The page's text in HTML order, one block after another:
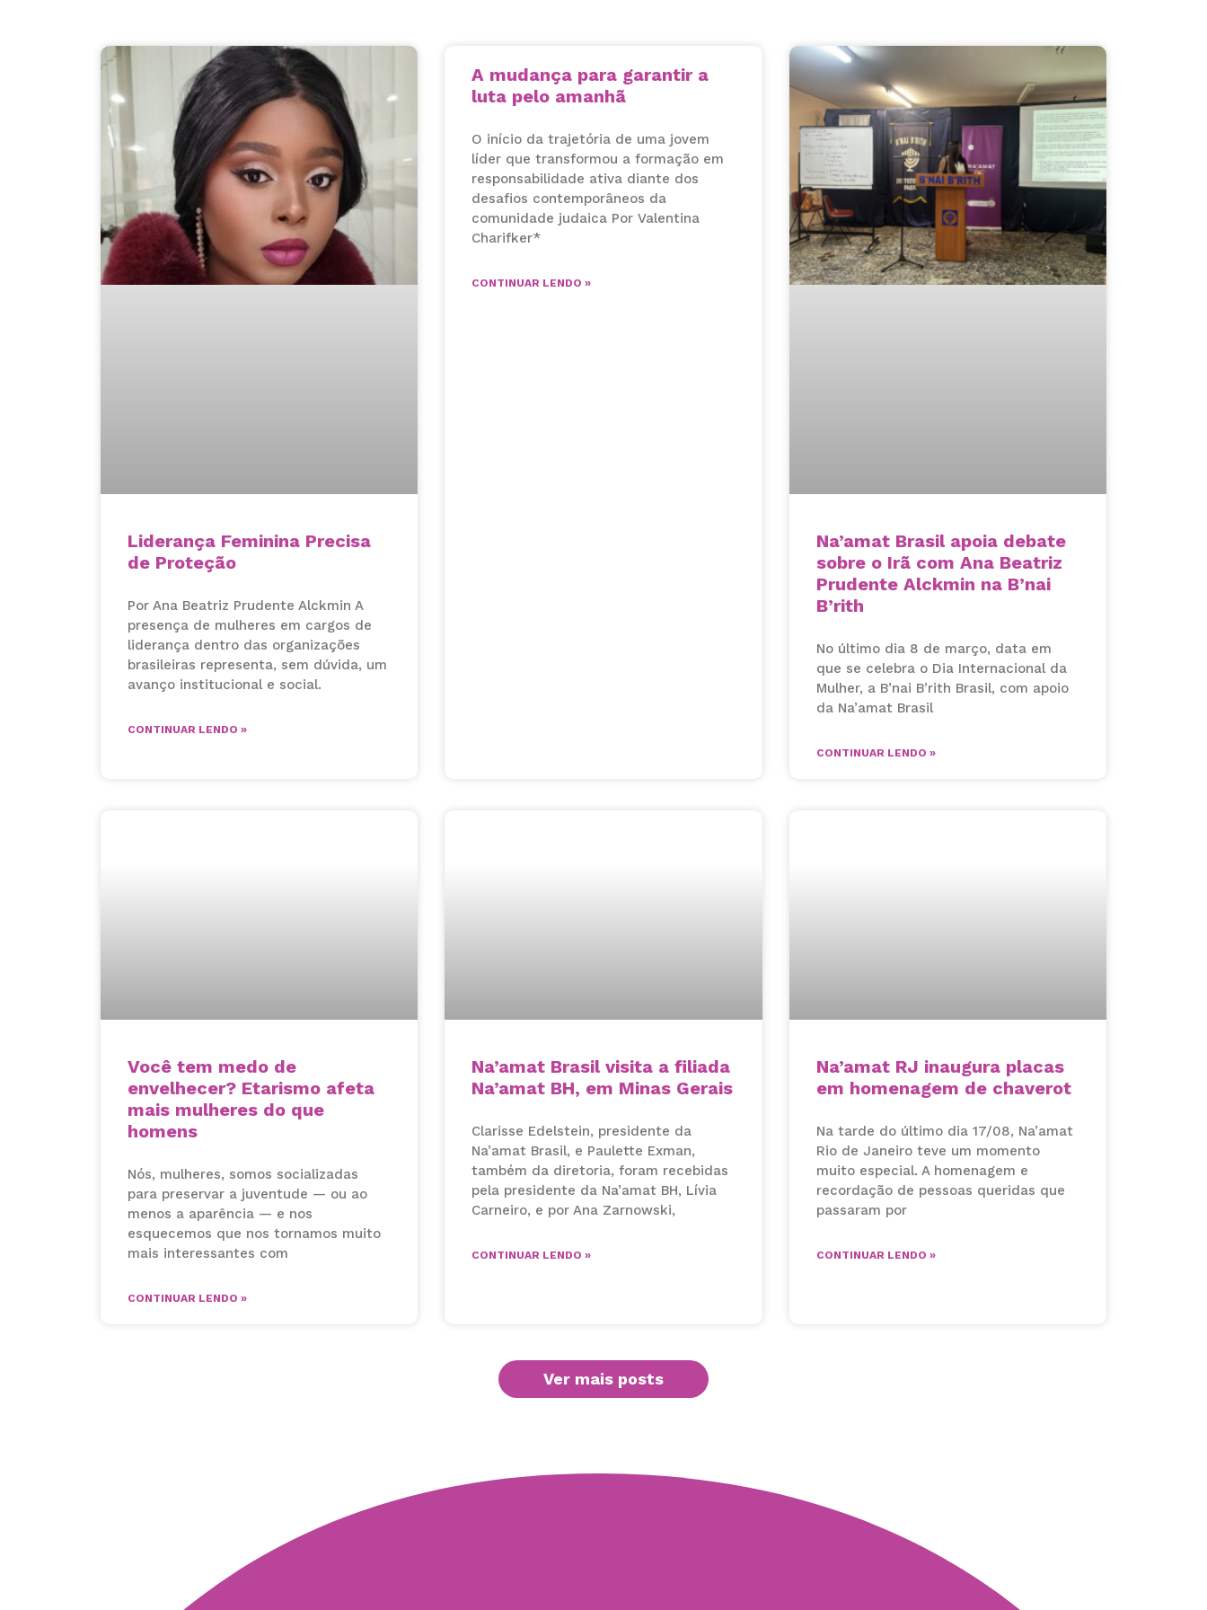
Liderança Feminina Precisa
de Proteção
Por Ana Beatriz Prudente Alckmin A
presença de mulheres em cargos de
liderança dentro das organizações
brasileiras representa, sem dúvida, um
avanço institucional e social.
CONTINUAR LENDO »
A mudança para garantir a
luta pelo amanhã
O início da trajetória de uma jovem
líder que transformou a formação em
responsabilidade ativa diante dos
desafios contemporâneos da
comunidade judaica Por Valentina
Charifker*
CONTINUAR LENDO »
Na’amat Brasil apoia debate
sobre o Irã com Ana Beatriz
Prudente Alckmin na B’nai
B’rith
No último dia 8 de março, data em
que se celebra o Dia Internacional da
Mulher, a B’nai B’rith Brasil, com apoio
da Na’amat Brasil
CONTINUAR LENDO »
Você tem medo de
envelhecer? Etarismo afeta
mais mulheres do que
homens
Nós, mulheres, somos socializadas
para preservar a juventude — ou ao
menos a aparência — e nos
esquecemos que nos tornamos muito
mais interessantes com
CONTINUAR LENDO »
Na’amat Brasil visita a filiada
Na’amat BH, em Minas Gerais
Clarisse Edelstein, presidente da
Na’amat Brasil, e Paulette Exman,
também da diretoria, foram recebidas
pela presidente da Na’amat BH, Lívia
Carneiro, e por Ana Zarnowski,
CONTINUAR LENDO »
Na’amat RJ inaugura placas
em homenagem de chaverot
Na tarde do último dia 17/08, Na’amat
Rio de Janeiro teve um momento
muito especial. A homenagem e
recordação de pessoas queridas que
passaram por
CONTINUAR LENDO »
Ver mais posts